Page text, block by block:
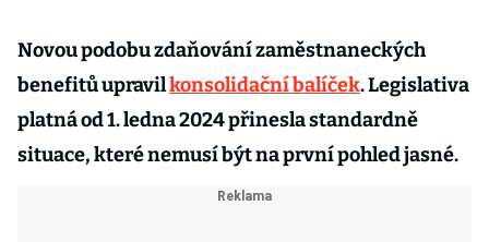
Novou podobu zdaňování zaměstnaneckých
benefitů upravilkonsolidační balíček. Legislativa
platná od 1. ledna 2024 přinesla standardně
situace, které nemusí být na první pohled jasné.